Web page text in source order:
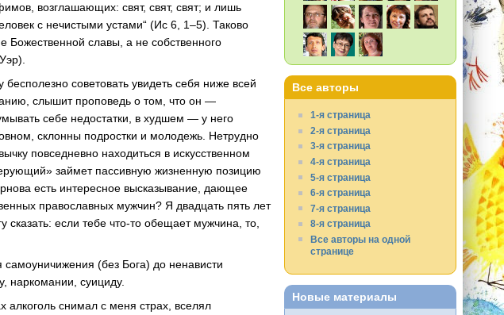
возглашающих: свят, свят, свят; и лишь
с нечистыми устами“ (Ис 6, 1–5). Таково
Божественной славы, а не собственного
советовать увидеть себя ниже всей
слышит проповедь о том, что он —
себе недостатки, в худшем — у него
склонны подростки и молодежь. Нетрудно
повседневно находиться в искусственном
займет пассивную жизненную позицию
есть интересное высказывание, дающее
православных мужчин? Я двадцать пять лет
сказать: если тебе что-то обещает мужчина, то,
самоуничижения (без Бога) до ненависти
наркомании, суициду.
алкоголь снимал с меня страх, вселял
Все авторы
1-я страница
2-я страница
3-я страница
4-я страница
5-я страница
6-я страница
7-я страница
8-я страница
Все авторы на одной
странице
Новые материалы